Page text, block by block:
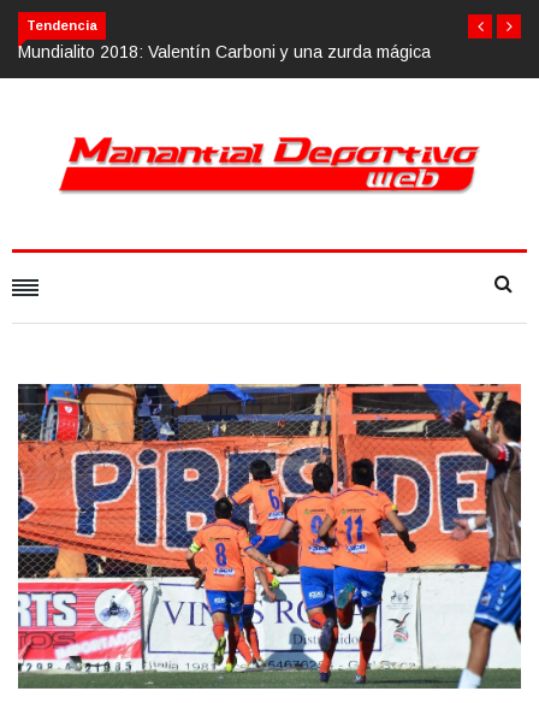
Tendencia